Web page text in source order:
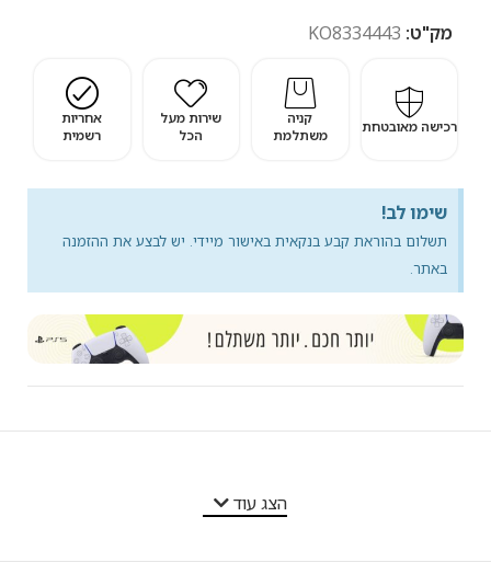
מק"ט: KO8334443
רכישה מאובטחת
קניה
משתלמת
שירות מעל
הכל
אחריות
רשמית
שימו לב!
תשלום בהוראת קבע בנקאית באישור מיידי. יש לבצע את ההזמנה
באתר.
הצג עוד